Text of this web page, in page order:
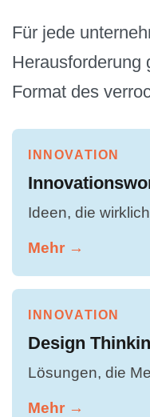
Für jede
Herausforderung
Format des
INNOVATION
Ideen, die
Mehr →
INNOVATION
Design
Lösungen, die
Mehr →